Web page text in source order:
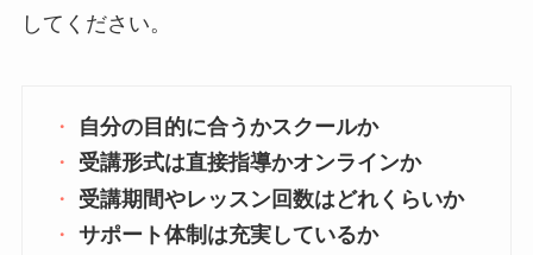
してください。
自分の目的に合うかスクールか
受講形式は直接指導かオンラインか
受講期間やレッスン回数はどれくらいか
サポート体制は充実しているか